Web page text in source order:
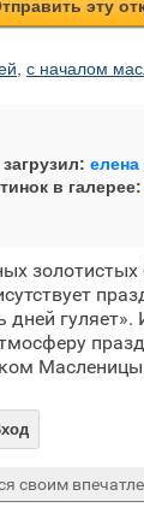
эту
с началом
елена
в галерее:
дней
своим